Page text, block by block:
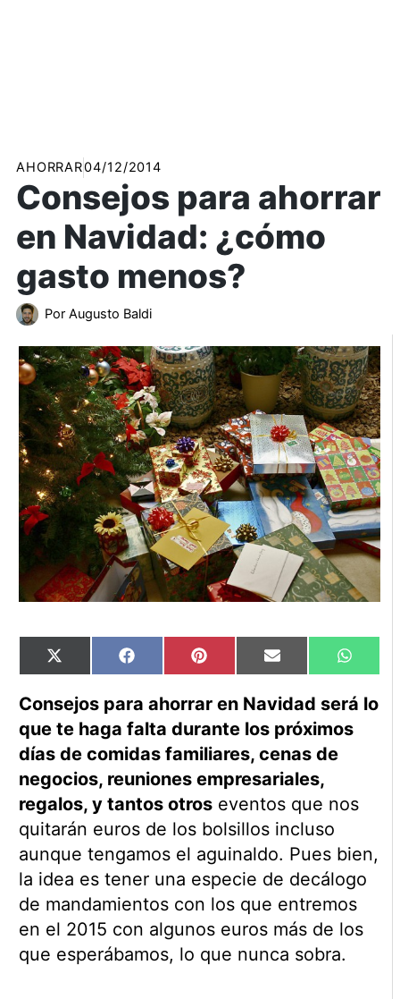
AHORRAR04/12/2014
Consejos para ahorrar
en Navidad: ¿cómo
gasto menos?
Por Augusto Baldi
Compartir
en
X
(Twitter)
Compartir
en
Facebook Compartir
en
Pinterest Compartir
en
Email
en
Consejos para ahorrar en Navidad será lo
que te haga falta durante los próximos
días de comidas familiares, cenas de
negocios, reuniones empresariales,
regalos, y tantos otroseventos que nos
quitarán euros de los bolsillos incluso
aunque tengamos el aguinaldo. Pues bien,
la idea es tener una especie de decálogo
de mandamientos con los que entremos
en el 2015 con algunos euros más de los
que esperábamos, lo que nunca sobra.